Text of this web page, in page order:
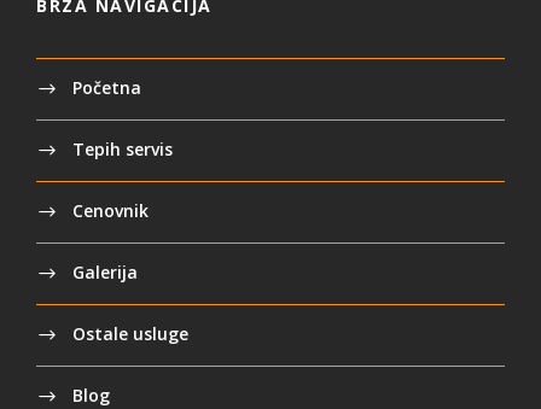
BRZA NAVIGACIJA
Početna
Tepih servis
Cenovnik
Galerija
Ostale usluge
Blog